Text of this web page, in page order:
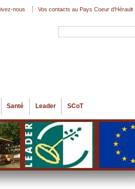
Santé Leader SCoT
nous Vos contacts au Pays Coeur d'Hérault